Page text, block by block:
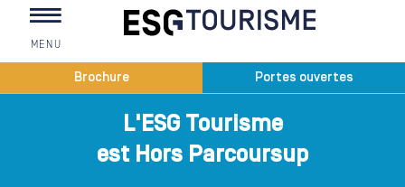
MENU
Brochure Portes ouvertes
Vous êtes ici
L'ESG Tourisme
est Hors Parcoursup